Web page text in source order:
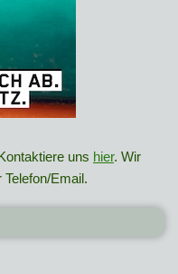
uns hier. Wir
Email.